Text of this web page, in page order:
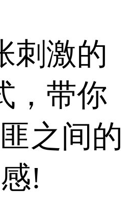
刺激的
，带你
之间的
!